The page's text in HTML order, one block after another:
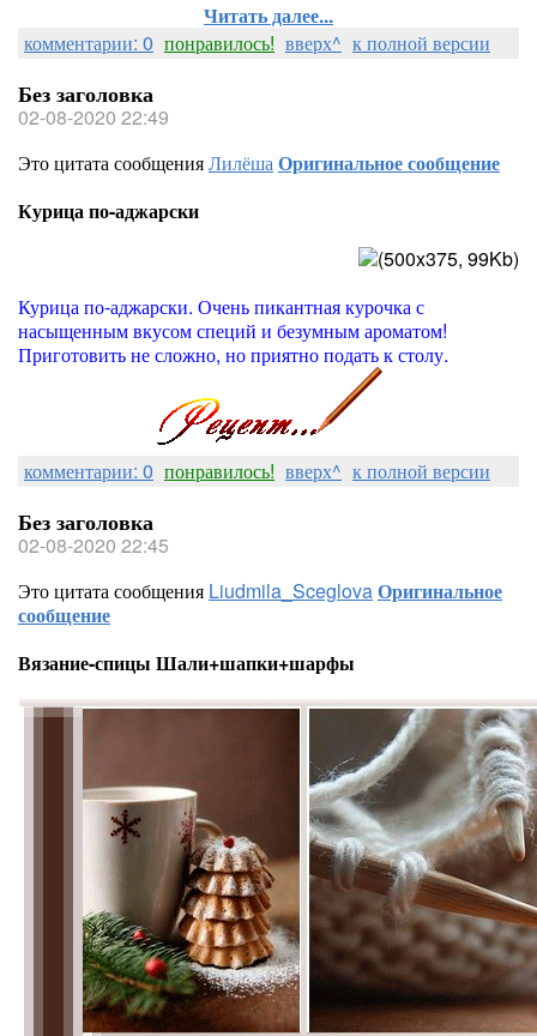
Читать далее...
комментарии: 0 понравилось! вверх^ к полной версии
Без заголовка
02-08-2020 22:49
Это цитата сообщенияЛилёшаОригинальное сообщение
Курица по-аджарски
Курица по-аджарски. Очень пикантная курочка с
насыщенным вкусом специй и безумным ароматом!
Приготовить не сложно, но приятно подать к столу.
комментарии: 0 понравилось! вверх^ к полной версии
Без заголовка
02-08-2020 22:45
Это цитата сообщения Liudmila_SceglovaОригинальное
сообщение
Вязание-спицы Шали+шапки+шарфы